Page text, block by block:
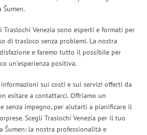
Šumen.
Venezia sono esperti e formati per
di trasloco senza problemi. La nostra
e faremo tutto il possibile per
un’esperienza positiva.
sui costi e sui servizi offerti da
esitare a contattarci. Offriamo un
senza impegno, per aiutarti a pianificare il
Scegli Traslochi Venezia per il tuo
Šumen: la nostra professionalità e